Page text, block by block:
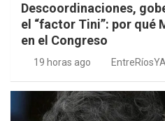
Descoordinaciones,
el “factor Tini”: por qué
en el Congreso
19 horas ago